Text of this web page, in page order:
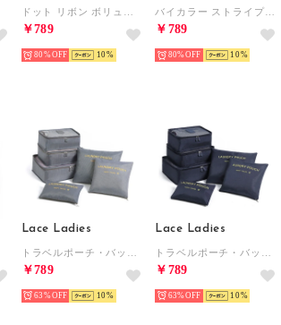
￥789
80% 10
￥789
80% 10
Lace Ladies
￥789
63% 10
Lace Ladies
￥789
63% 10